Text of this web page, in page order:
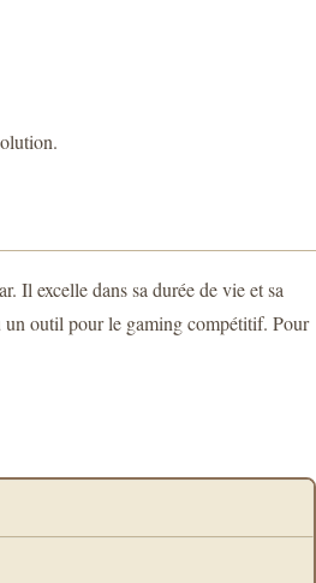
Il excelle dans sa durée de vie et sa
un outil pour le gaming compétitif. Pour